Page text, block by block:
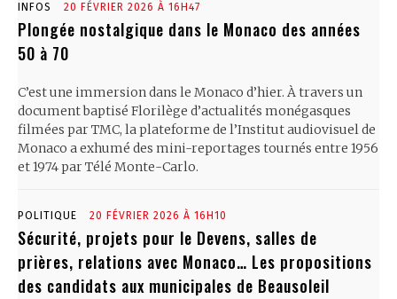
INFOS 20 FÉVRIER 2026 À 16H47
Plongée nostalgique dans le Monaco des années
50 à 70
C’est une immersion dans le Monaco d’hier. À travers un
document baptisé Florilège d’actualités monégasques
filmées par TMC, la plateforme de l’Institut audiovisuel de
Monaco a exhumé des mini-reportages tournés entre 1956
et 1974 par Télé Monte-Carlo.
POLITIQUE 20 FÉVRIER 2026 À 16H10
Sécurité, projets pour le Devens, salles de
prières, relations avec Monaco… Les propositions
des candidats aux municipales de Beausoleil